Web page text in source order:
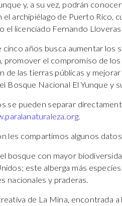
y, a su vez, podrán
el archipiélago de Puerto Rico,
el licenciado Fernando
cinco años busca aumentar
promover el compromiso de
de las tierras públicas y
Bosque Nacional El Yunque y
se pueden separar
.
les compartimos algunos
el bosque con mayor
este alberga más
nacionales y praderas.
de La Mina, encontrada